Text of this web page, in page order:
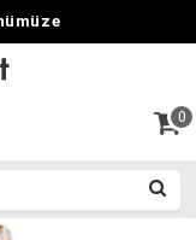
0